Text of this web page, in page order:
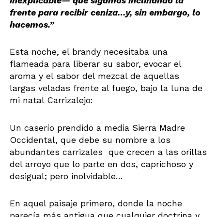
frente para recibir ceniza…y, sin embargo, lo
hacemos.”
Esta noche, el brandy necesitaba una
flameada para liberar su sabor, evocar el
aroma y el sabor del mezcal de aquellas
largas veladas frente al fuego, bajo la luna de
mi natal Carrizalejo:
Un caserío prendido a media Sierra Madre
Occidental, que debe su nombre a los
abundantes carrizales que crecen a las orillas
del arroyo que lo parte en dos, caprichoso y
desigual; pero inolvidable…
En aquel paisaje primero, donde la noche